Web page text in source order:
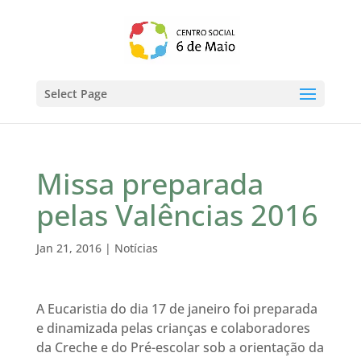
Select Page
Missa preparada
pelas Valências 2016
Jan 21, 2016| Notícias
A Eucaristia do dia 17 de janeiro foi preparada
e dinamizada pelas crianças e colaboradores
da Creche e do Pré-escolar sob a orientação da